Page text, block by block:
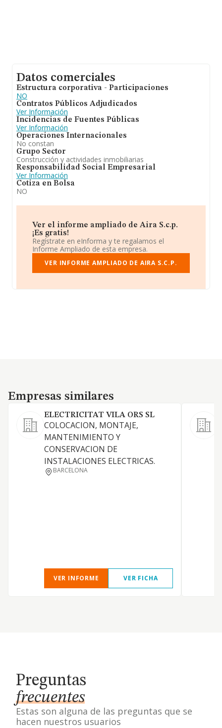
Datos comerciales
Estructura corporativa - Participaciones
NO
Contratos Públicos Adjudicados
Ver Información
Incidencias de Fuentes Públicas
Ver Información
Operaciones Internacionales
No constan
Grupo Sector
Construcción y actividades inmobiliarias
Responsabilidad Social Empresarial
Ver Información
Cotiza en Bolsa
NO
Ver el informe ampliado de Aira S.c.p.
¡Es gratis!
Regístrate en eInforma y te regalamos el
Informe Ampliado de esta empresa.
VER INFORME AMPLIADO DE AIRA S.C.P.
Empresas similares
Empresas similares
ELECTRICITAT VILA ORS SL
COLOCACION, MONTAJE,
MANTENIMIENTO Y
CONSERVACION DE
INSTALACIONES ELECTRICAS.
BARCELONA
VER INFORME VER FICHA
Preguntas
frecuentes
Estas son alguna de las preguntas que se
hacen nuestros usuarios